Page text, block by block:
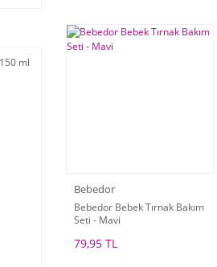
Bebedor
Bebedor Bebek Tırnak Bakım
Seti - Mavi
79,95 TL